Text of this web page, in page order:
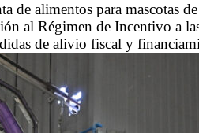
alimentos para mascotas
al Régimen de Incentivo a
de alivio fiscal y